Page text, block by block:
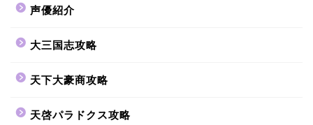
声優紹介
大三国志攻略
天下大豪商攻略
天啓パラドクス攻略